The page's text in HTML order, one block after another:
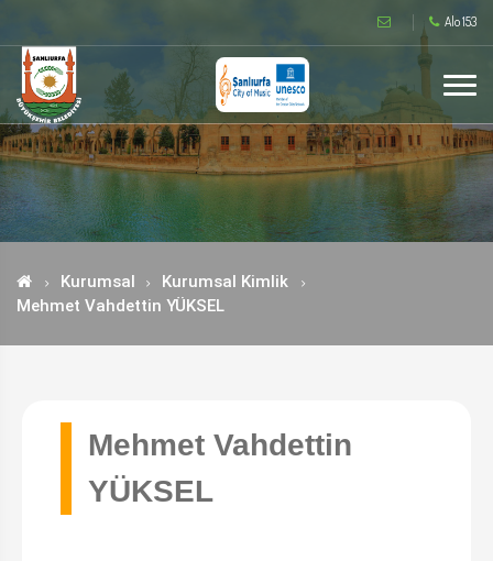
Alo 153
Kurumsal
Kurumsal Kimlik
Mehmet Vahdettin YÜKSEL
Mehmet Vahdettin
YÜKSEL